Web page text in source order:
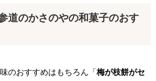
道のかさのやの和菓子のおす
のおすすめはもちろん「 梅が枝餅がセ